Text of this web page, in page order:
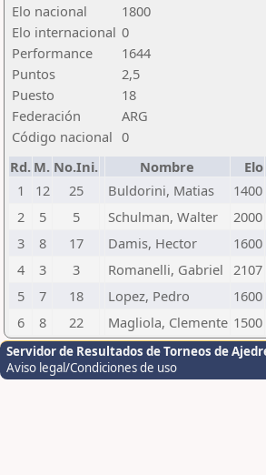
Elo nacional
1800
Elo internacional 0
Performance
1644
Puntos
2,5
Puesto
18
Federación
ARG
Código nacional 0
Rd. M. No.Ini. Nombre Elo
1
12 25 Buldorini, Matias 1400
2
5 5 Schulman, Walter 2000
3
8 17 Damis, Hector 1600
4
3 3 Romanelli, Gabriel 2107
5
7 18 Lopez, Pedro 1600
6
8 22 Magliola, Clemente 1500
Servidor de Resultados de Torneos de
Aviso legal/Condiciones de uso